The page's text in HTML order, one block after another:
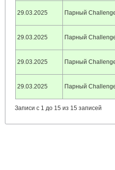
29.03.2025 Парный
29.03.2025 Парный
29.03.2025 Парный
29.03.2025 Парный
Записи с 1 до 15 из 15 записей